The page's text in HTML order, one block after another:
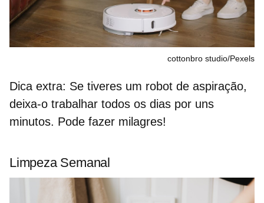
cottonbro studio/Pexels
Dica extra: Se tiveres um robot de aspiração,
deixa-o trabalhar todos os dias por uns
minutos. Pode fazer milagres!
Limpeza Semanal